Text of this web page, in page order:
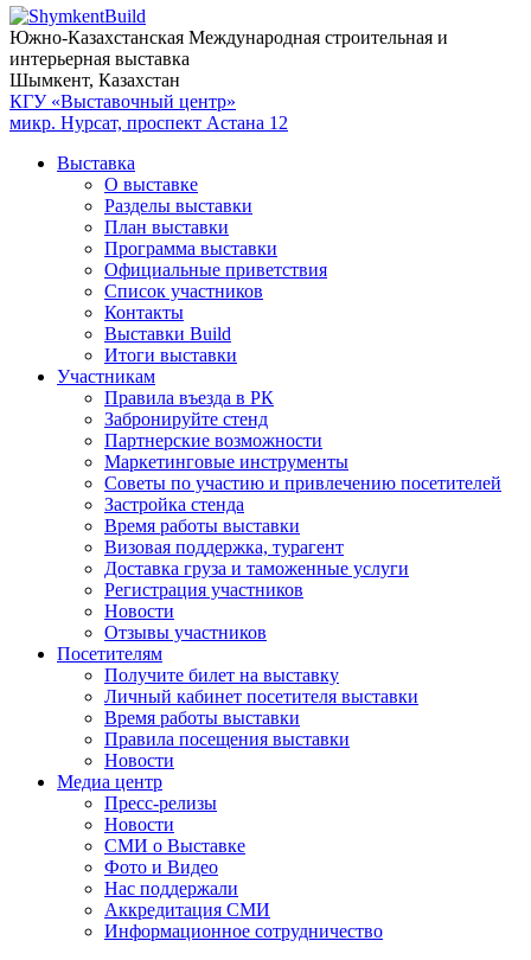
Южно-Казахстанская Международная строительная и
интерьерная выставка
Шымкент, Казахстан
КГУ «Выставочный центр»
микр. Нурсат, проспект Астана 12
Выставка
О выставке
Разделы выставки
План выставки
Программа выставки
Официальные приветствия
Cписок участников
Контакты
Выставки Build
Итоги выставки
Участникам
Правила въезда в РК
Забронируйте стенд
Партнерские возможности
Маркетинговые инструменты
Советы по участию и привлечению посетителей
Застройка стенда
Время работы выставки
Визовая поддержка, турагент
Доставка груза и таможенные услуги
Регистрация участников
Новости
Отзывы участников
Посетителям
Получите билет на выставку
Личный кабинет посетителя выставки
Время работы выставки
Правила посещения выставки
Новости
Медиа центр
Пресс-релизы
Новости
СМИ о Выставке
Фото и Видео
Нас поддержали
Аккредитация СМИ
Информационное сотрудничество